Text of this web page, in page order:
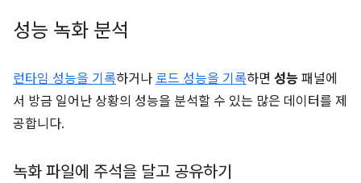
성능 녹화 분석
런타임 성능을 기록하거나 로드 성능을 기록하면 성능 패널에
서 방금 일어난 상황의 성능을 분석할 수 있는 많은 데이터를 제
공합니다.
녹화 파일에 주석을 달고 공유하기